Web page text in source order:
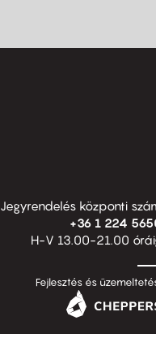
Jegyrendelés központi
+36 1 224
H-V 13.00-21.00
Fejlesztés és